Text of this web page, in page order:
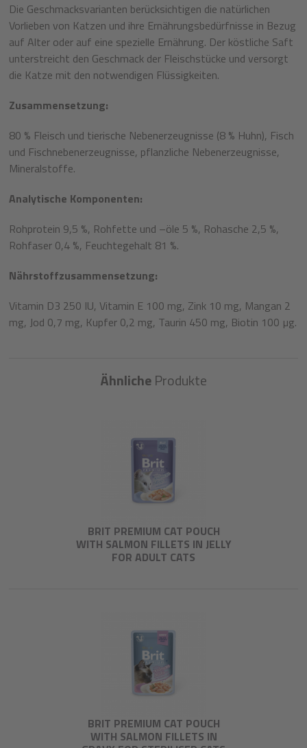
Die Geschmacksvarianten berücksichtigen die natürlichen
Vorlieben von Katzen und ihre Ernährungsbedürfnisse in Bezug
auf Alter oder auf eine spezielle Ernährung. Der köstliche Saft
unterstreicht den Geschmack der Fleischstücke und versorgt
die Katze mit den notwendigen Flüssigkeiten.
Zusammensetzung:
80 % Fleisch und tierische Nebenerzeugnisse (8 % Huhn), Fisch
und Fischnebenerzeugnisse, pflanzliche Nebenerzeugnisse,
Mineralstoffe.
Analytische Komponenten:
Rohprotein 9,5 %, Rohfette und –öle 5 %, Rohasche 2,5 %,
Rohfaser 0,4 %, Feuchtegehalt 81 %.
Nährstoffzusammensetzung:
Vitamin D3 250 IU, Vitamin E 100 mg, Zink 10 mg, Mangan 2
mg, Jod 0,7 mg, Kupfer 0,2 mg, Taurin 450 mg, Biotin 100 µg.
ÄhnlicheProdukte
BRIT PREMIUM CAT POUCH
WITH SALMON FILLETS IN JELLY
FOR ADULT CATS
BRIT PREMIUM CAT POUCH
WITH SALMON FILLETS IN